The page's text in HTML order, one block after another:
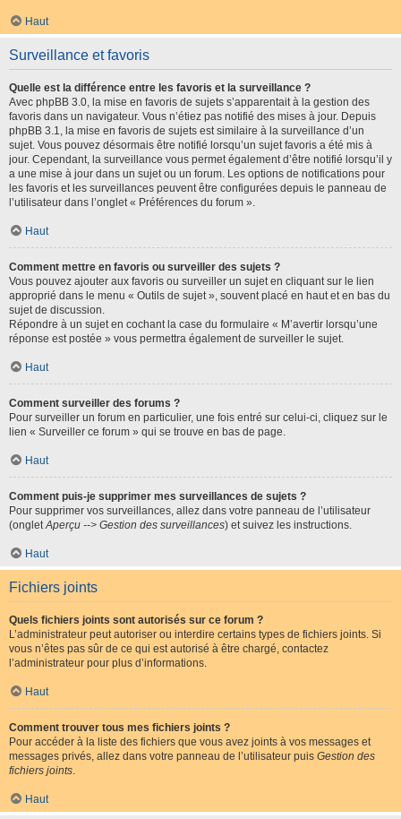
Haut
Surveillance et favoris
Quelle est la différence entre les favoris et la surveillance ?
Avec phpBB 3.0, la mise en favoris de sujets s’apparentait à la gestion des
favoris dans un navigateur. Vous n’étiez pas notifié des mises à jour. Depuis
phpBB 3.1, la mise en favoris de sujets est similaire à la surveillance d’un
sujet. Vous pouvez désormais être notifié lorsqu’un sujet favoris a été mis à
jour. Cependant, la surveillance vous permet également d’être notifié lorsqu’il y
a une mise à jour dans un sujet ou un forum. Les options de notifications pour
les favoris et les surveillances peuvent être configurées depuis le panneau de
l’utilisateur dans l’onglet « Préférences du forum ».
Haut
Comment mettre en favoris ou surveiller des sujets ?
Vous pouvez ajouter aux favoris ou surveiller un sujet en cliquant sur le lien
approprié dans le menu « Outils de sujet », souvent placé en haut et en bas du
sujet de discussion.
Répondre à un sujet en cochant la case du formulaire « M’avertir lorsqu’une
réponse est postée » vous permettra également de surveiller le sujet.
Haut
Comment surveiller des forums ?
Pour surveiller un forum en particulier, une fois entré sur celui-ci, cliquez sur le
lien « Surveiller ce forum » qui se trouve en bas de page.
Haut
Comment puis-je supprimer mes surveillances de sujets ?
Pour supprimer vos surveillances, allez dans votre panneau de l’utilisateur
(ongletAperçu --> Gestion des surveillances) et suivez les instructions.
Haut
Fichiers joints
Quels fichiers joints sont autorisés sur ce forum ?
L’administrateur peut autoriser ou interdire certains types de fichiers joints. Si
vous n’êtes pas sûr de ce qui est autorisé à être chargé, contactez
l’administrateur pour plus d’informations.
Haut
Comment trouver tous mes fichiers joints ?
Pour accéder à la liste des fichiers que vous avez joints à vos messages et
messages privés, allez dans votre panneau de l’utilisateur puis Gestion des
fichiers joints.
Haut